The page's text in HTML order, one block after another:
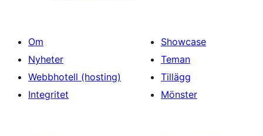
Om
Nyheter
Webbhotell (hosting)
Integritet
Showcase
Teman
Tillägg
Mönster